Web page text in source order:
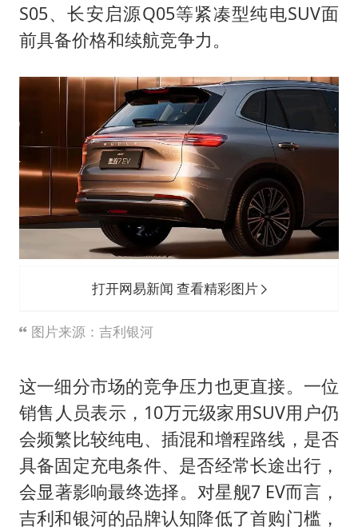
S05、长安启源Q05等紧凑型纯电SUV面
前具备价格和续航竞争力。
打开网易新闻 查看精彩图片
图片来源：吉利银河
这一细分市场的竞争压力也更直接。一位
销售人员表示，10万元级家用SUV用户仍
会频繁比较纯电、插混和增程路线，是否
具备固定充电条件、是否经常长途出行，
会显著影响最终选择。对星舰7 EV而言，
吉利和银河的品牌认知降低了首购门槛，